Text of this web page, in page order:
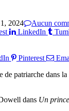
2024 Aucun
LinkedIn
Pinterest
patriarche dans la
dans Un